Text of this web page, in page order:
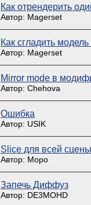
Как отрендерить
Автор: Magerset
Как сгладить
Автор: Magerset
Mirror mode в
Автор: Chehova
Ошибка
Автор: USIK
Slice для всей сцены
Автор: Mopo
Запечь Диффуз
Автор: DE3MOHD